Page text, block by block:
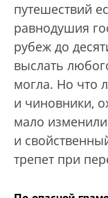
путешествий
равнодушия
рубеж до
выслать
могла. Но что
и чиновники,
мало
и
трепет при